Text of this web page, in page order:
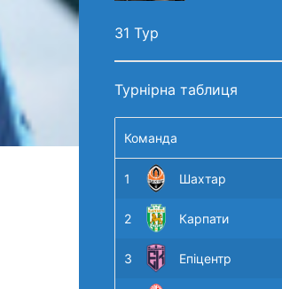
31 Тур
Турнірна таблиця
Команда
1 Шахтар
2 Карпати
3 Епіцентр